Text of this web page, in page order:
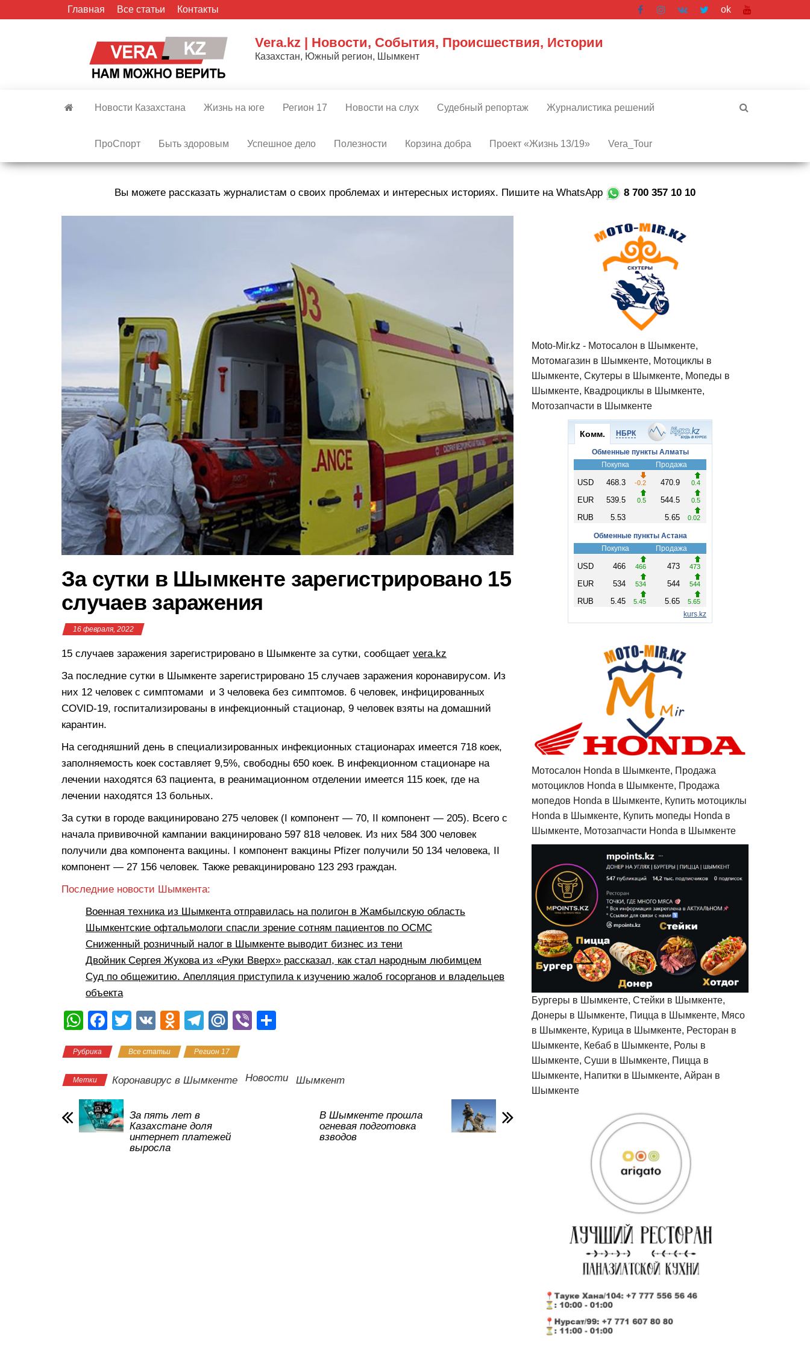
Главная Все статьи Контакты ok
Vera.kz | Новости, События, Происшествия, Истории
Казахстан, Южный регион, Шымкент
Новости Казахстана Жизнь на юге Регион 17 Новости на слух Судебный репортаж Журналистика решений
ПроСпорт Быть здоровым Успешное дело Полезности Корзина добра Проект «Жизнь 13/19» Vera_Tour
Вы можете рассказать журналистам о своих проблемах и интересных историях. Пишите на WhatsApp 8 700 357 10 10
За сутки в Шымкенте зарегистрировано 15
случаев заражения
16 февраля, 2022
15 случаев заражения зарегистрировано в Шымкенте за сутки, сообщает vera.kz
За последние сутки в Шымкенте зарегистрировано 15 случаев заражения коронавирусом. Из
них 12 человек с симптомами и 3 человека без симптомов. 6 человек, инфицированных
COVID-19, госпитализированы в инфекционный стационар, 9 человек взяты на домашний
карантин.
На сегодняшний день в специализированных инфекционных стационарах имеется 718 коек,
заполняемость коек составляет 9,5%, свободны 650 коек. В инфекционном стационаре на
лечении находятся 63 пациента, в реанимационном отделении имеется 115 коек, где на
лечении находятся 13 больных.
За сутки в городе вакцинировано 275 человек (I компонент — 70, II компонент — 205). Всего с
начала прививочной кампании вакцинировано 597 818 человек. Из них 584 300 человек
получили два компонента вакцины. I компонент вакцины Pfizer получили 50 134 человека, II
компонент — 27 156 человек. Также ревакцинировано 123 293 граждан.
Последние новости Шымкента:
Военная техника из Шымкента отправилась на полигон в Жамбылскую область
Шымкентские офтальмологи спасли зрение сотням пациентов по ОСМС
Сниженный розничный налог в Шымкенте выводит бизнес из тени
Двойник Сергея Жукова из «Руки Вверх» рассказал, как стал народным любимцем
Суд по общежитию. Апелляция приступила к изучению жалоб госорганов и владельцев
объекта
W
at
s
A
p
p
F
c
e
b
o
o
T
tt
er
V
O
n
o
a
ss
T
e
gr
M
.R
u
Vi
а
Рубрика Все статьи Регион 17
Метки Коронавирус в Шымкенте Новости Шымкент
За пять лет в
Казахстане доля
интернет платежей
выросла
В Шымкенте прошла
огневая подготовка
взводов
Moto-Mir.kz - Мотосалон в Шымкенте,
Мотомагазин в Шымкенте, Мотоциклы в
Шымкенте, Скутеры в Шымкенте, Мопеды в
Шымкенте, Квадроциклы в Шымкенте,
Мотозапчасти в Шымкенте
Мотосалон Honda в Шымкенте, Продажа
мотоциклов Honda в Шымкенте, Продажа
мопедов Honda в Шымкенте, Купить мотоциклы
Honda в Шымкенте, Купить мопеды Honda в
Шымкенте, Мотозапчасти Honda в Шымкенте
Бургеры в Шымкенте, Стейки в Шымкенте,
Донеры в Шымкенте, Пицца в Шымкенте, Мясо
в Шымкенте, Курица в Шымкенте, Ресторан в
Шымкенте, Кебаб в Шымкенте, Ролы в
Шымкенте, Суши в Шымкенте, Пицца в
Шымкенте, Напитки в Шымкенте, Айран в
Шымкенте